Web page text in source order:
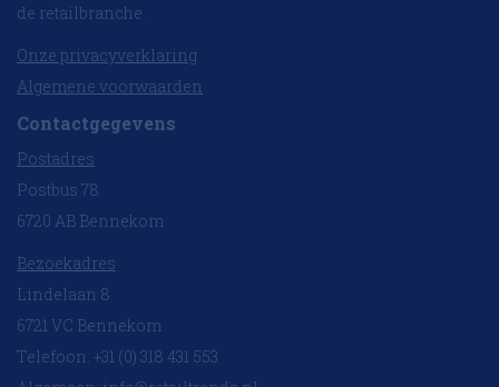
de retailbranche.
Onze privacyverklaring
Algemene voorwaarden
Contactgegevens
Postadres
Postbus 78
6720 AB Bennekom
Bezoekadres
Lindelaan 8
6721 VC Bennekom
Telefoon: +31 (0) 318 431 553